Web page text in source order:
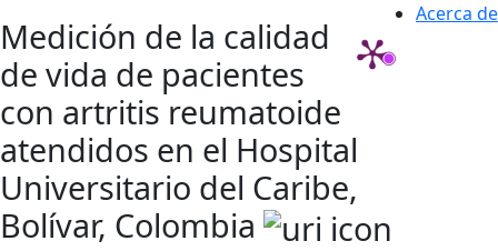
Acerca de
Medición de la calidad
de vida de pacientes
con artritis reumatoide
atendidos en el Hospital
Universitario del Caribe,
Bolívar, Colombia